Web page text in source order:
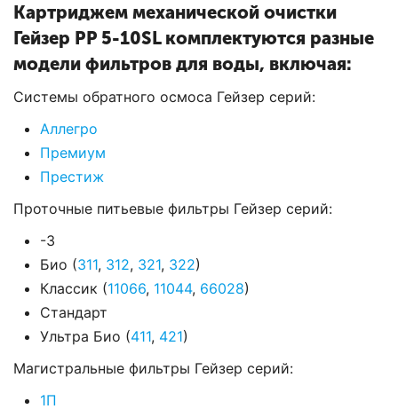
Картриджем механической очистки
Гейзер PP 5-10SL комплектуются разные
модели фильтров для воды, включая:
Системы обратного осмоса Гейзер серий:
Аллегро
Премиум
Престиж
Проточные питьевые фильтры Гейзер серий:
-3
Био (311, 312, 321, 322)
Классик (11066, 11044, 66028)
Стандарт
Ультра Био (411, 421)
Магистральные фильтры Гейзер серий:
1П